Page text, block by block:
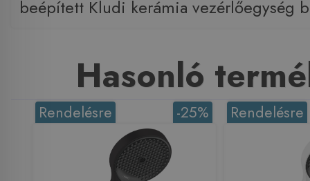
beépített Kludi kerámia vezérlőegység
Hasonló
-25%
Rendelésre Rendelésre